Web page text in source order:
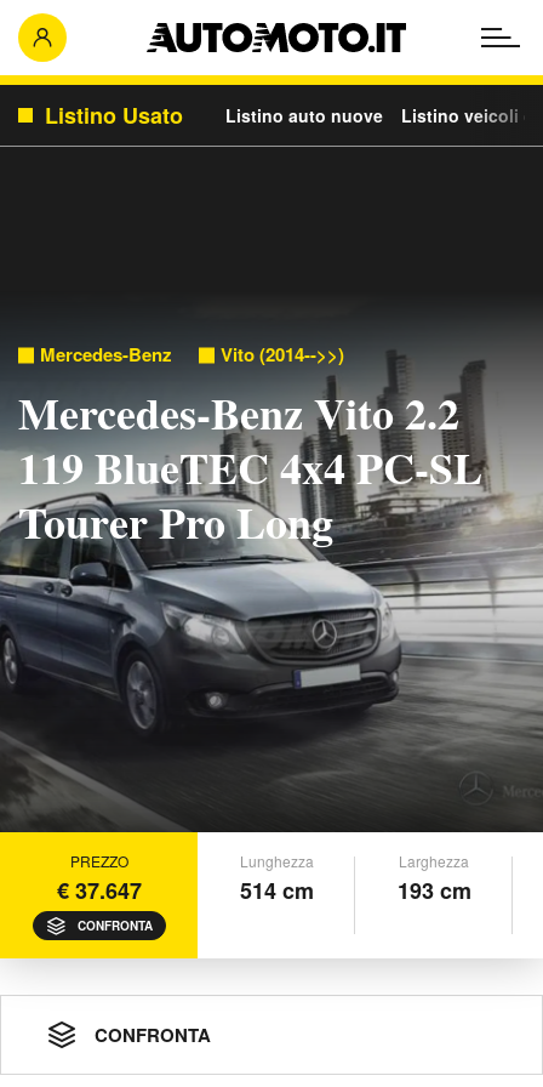
Listino Usato Listino auto nuove Listino veicoli
Mercedes-Benz Vito (2014-->>)
Mercedes-Benz Vito 2.2
119 BlueTEC 4x4 PC-SL
Tourer Pro Long
PREZZO
€ 37.647
CONFRONTA
Lunghezza
514 cm
Larghezza
193 cm
CONFRONTA